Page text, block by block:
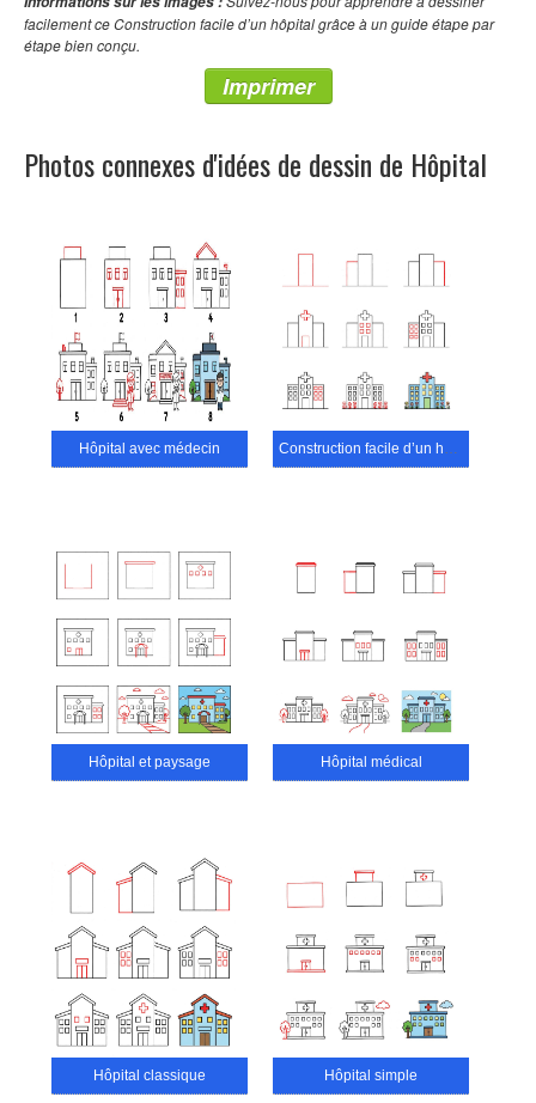
facilement ce Construction facile d’un hôpital grâce à un guide étape par
étape bien conçu.
Imprimer
Photos connexes d'idées de dessin de Hôpital
Hôpital avec médecin Construction facile d’un hôpital
Hôpital et paysage Hôpital médical
Hôpital classique Hôpital simple